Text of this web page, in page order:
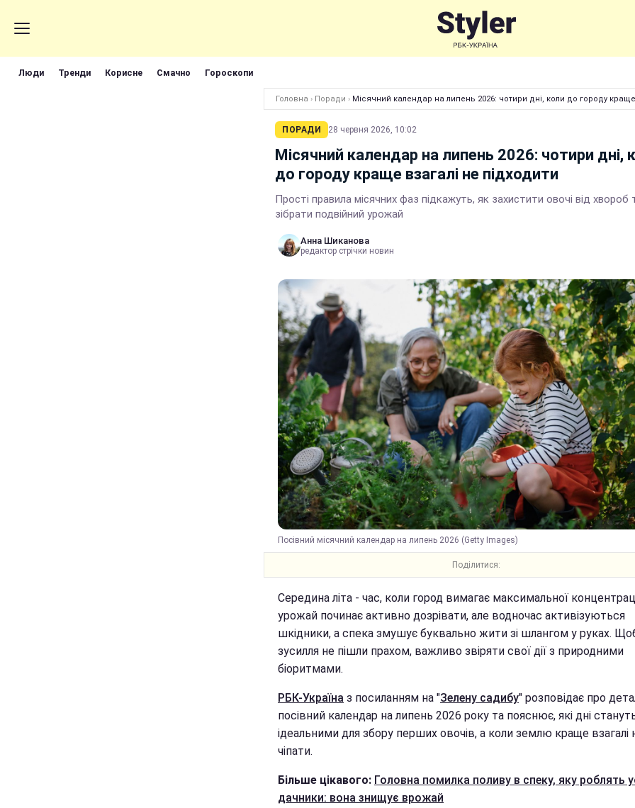
Люди Тренди Корисне Смачно Гороскопи
Головна › Поради › Місячний календар на липень 2026: чотири дні, коли до городу краще
ПОРАДИ 28 червня 2026, 10:02
Місячний календар на липень 2026: чотири дні,
до городу краще взагалі не підходити
Прості правила місячних фаз підкажуть, як захистити овочі від хвороб
зібрати подвійний урожай
Анна Шиканова
редактор стрічки новин
Посівний місячний календар на липень 2026 (Getty Images)
Поділитися:
Середина літа - час, коли город вимагає максимальної
урожай починає активно дозрівати, але водночас активізуються
шкідники, а спека змушує буквально жити зі шлангом у руках.
зусилля не пішли прахом, важливо звіряти свої дії з природними
біоритмами.
РБК-Україна з посиланням на "Зелену садибу" розповідає про
посівний календар на липень 2026 року та пояснює, які дні
ідеальними для збору перших овочів, а коли землю краще взагалі
чіпати.
Більше цікавого: Головна помилка поливу в спеку, яку роблять
дачники: вона знищує врожай